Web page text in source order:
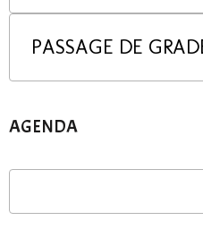
PASSAGE DE
AGENDA